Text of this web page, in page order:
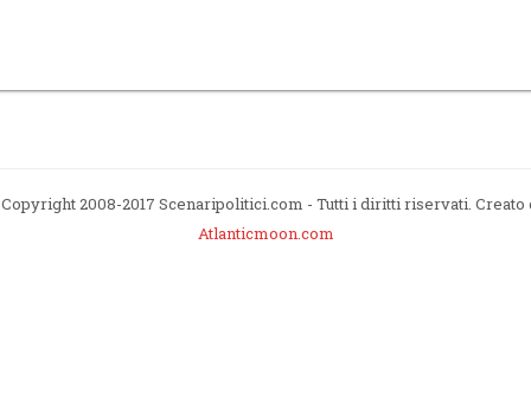
2008-2017 Scenaripolitici.com - Tutti i diritti riservati. Creato
Atlanticmoon.com